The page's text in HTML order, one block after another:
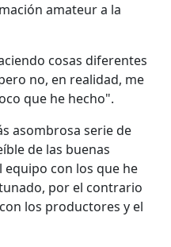
amateur a la
cosas diferentes
no, en realidad, me
que he hecho".
asombrosa serie de
de las buenas
equipo con los que he
por el contrario
los productores y el